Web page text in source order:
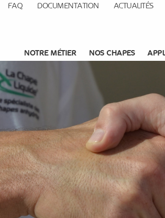
FAQ DOCUMENTATION ACTUALITÉS
NOTRE MÉTIER NOS CHAPES